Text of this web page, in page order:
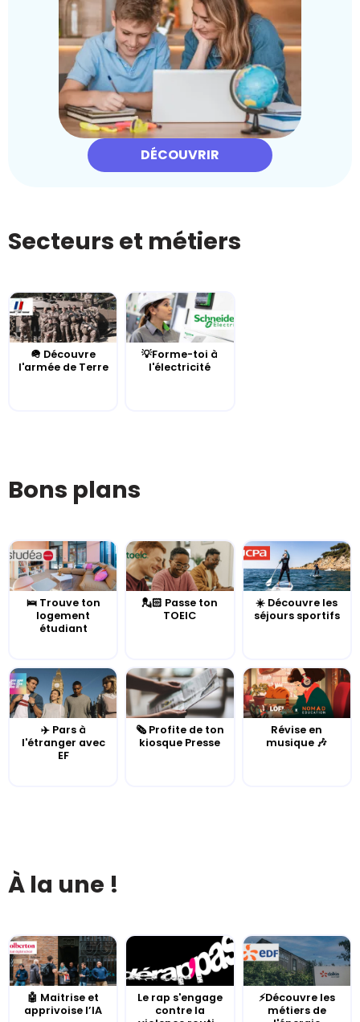
DÉCOUVRIR
Secteurs et métiers
🪖 Découvre
l'armée de Terre
💡Forme-toi à
l'électricité
Bons plans
🛌 Trouve ton
logement
étudiant
💂🏻 Passe ton
TOEIC
☀️ Découvre les
séjours sportifs
✈️ Pars à
l'étranger avec
EF
🗞️ Profite de ton
kiosque Presse
Révise en
musique 🎶
À la une !
🤖 Maitrise et
apprivoise l’IA
Le rap s'engage
contre la
⚡Découvre les
métiers de